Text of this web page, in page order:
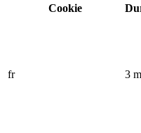
Cookie
fr 3